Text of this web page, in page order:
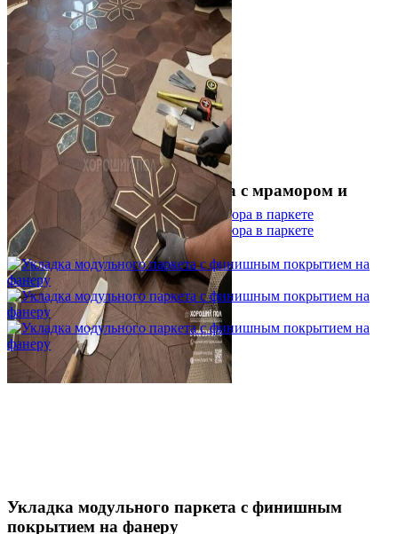
Укладка модульного паркета с мрамором и
латунью
3 500 ₽
Укладка модульного паркета с финишным
покрытием на фанеру